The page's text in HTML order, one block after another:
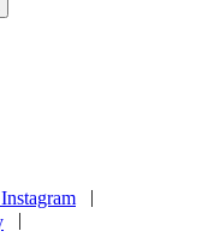
|
|